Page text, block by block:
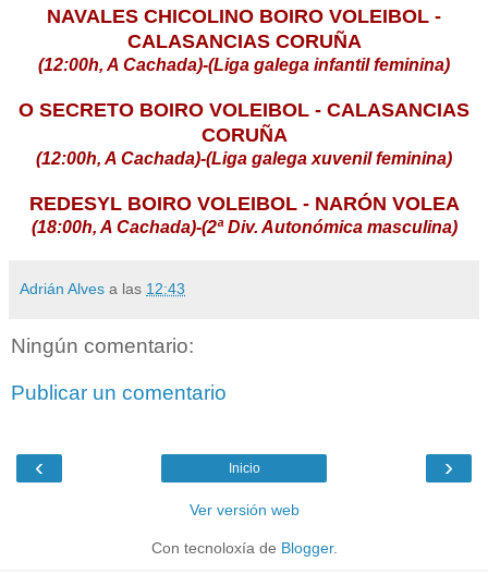
NAVALES CHICOLINO BOIRO VOLEIBOL -
CALASANCIAS CORUÑA
(12:00h, A Cachada)-(Liga galega infantil feminina)
O SECRETO BOIRO VOLEIBOL - CALASANCIAS
CORUÑA
(12:00h, A Cachada)-(Liga galega xuvenil feminina)
REDESYL BOIRO VOLEIBOL - NARÓN VOLEA
(18:00h, A Cachada)-(2ª Div. Autonómica masculina)
Adrián Alves a las 12:43
Ningún comentario:
Publicar un comentario
‹ ›
Inicio
Ver versión web
Con tecnoloxía de Blogger.